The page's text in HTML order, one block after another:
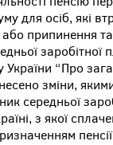
для осіб, які
припинення
заробітної
“Про
зміни,
середньої
з якої